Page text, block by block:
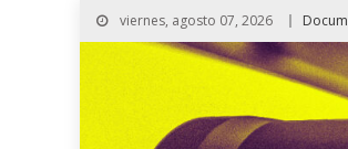
viernes, agosto 07, 2026